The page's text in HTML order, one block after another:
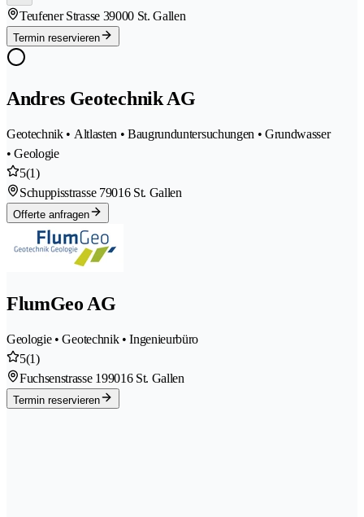
Teufener Strasse 39000 St. Gallen
Termin reservieren
Andres Geotechnik AG
Geotechnik • Altlasten • Baugrunduntersuchungen • Grundwasser
• Geologie
5(1)
Schuppisstrasse 79016 St. Gallen
Offerte anfragen
FlumGeo AG
Geologie • Geotechnik • Ingenieurbüro
5(1)
Fuchsenstrasse 199016 St. Gallen
Termin reservieren